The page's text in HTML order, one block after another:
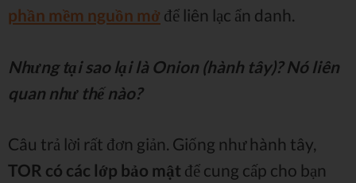
phần mềm nguồn mở để liên lạc ẩn danh.
Nhưng tại sao lại là Onion (hành tây)? Nó liên
quan như thế nào?
Câu trả lời rất đơn giản. Giống như hành tây,
TOR có các lớp bảo mật để cung cấp cho bạn